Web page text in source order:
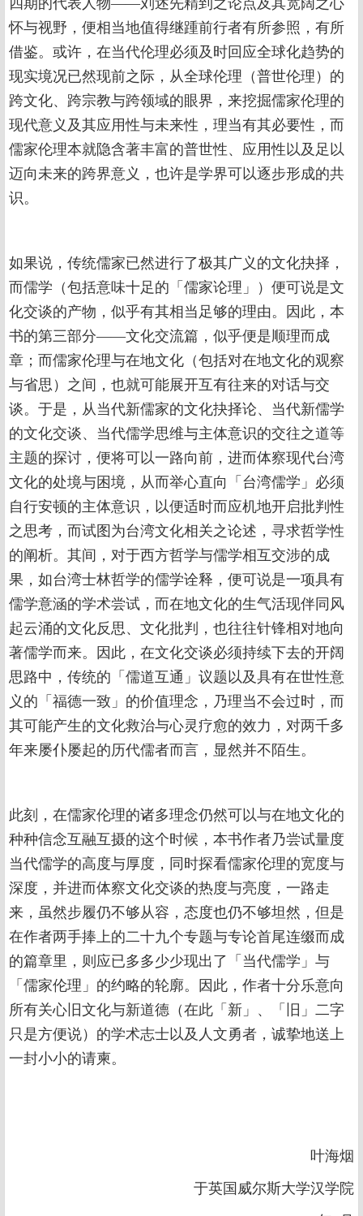
四期的代表人物——刘述先精到之论点及其宽阔之心
怀与视野，便相当地值得继踵前行者有所参照，有所
借鉴。或许，在当代伦理必须及时回应全球化趋势的
现实境况已然现前之际，从全球伦理（普世伦理）的
跨文化、跨宗教与跨领域的眼界，来挖掘儒家伦理的
现代意义及其应用性与未来性，理当有其必要性，而
儒家伦理本就隐含著丰富的普世性、应用性以及足以
迈向未来的跨界意义，也许是学界可以逐步形成的共
识。
如果说，传统儒家已然进行了极其广义的文化抉择，
而儒学（包括意味十足的「儒家论理」）便可说是文
化交谈的产物，似乎有其相当足够的理由。因此，本
书的第三部分——文化交流篇，似乎便是顺理而成
章；而儒家伦理与在地文化（包括对在地文化的观察
与省思）之间，也就可能展开互有往来的对话与交
谈。于是，从当代新儒家的文化抉择论、当代新儒学
的文化交谈、当代儒学思维与主体意识的交往之道等
主题的探讨，便将可以一路向前，进而体察现代台湾
文化的处境与困境，从而举心直向「台湾儒学」必须
自行安顿的主体意识，以便适时而应机地开启批判性
之思考，而试图为台湾文化相关之论述，寻求哲学性
的阐析。其间，对于西方哲学与儒学相互交涉的成
果，如台湾士林哲学的儒学诠释，便可说是一项具有
儒学意涵的学术尝试，而在地文化的生气活现伴同风
起云涌的文化反思、文化批判，也往往针锋相对地向
著儒学而来。因此，在文化交谈必须持续下去的开阔
思路中，传统的「儒道互通」议题以及具有在世性意
义的「福德一致」的价值理念，乃理当不会过时，而
其可能产生的文化救治与心灵疗愈的效力，对两千多
年来屡仆屡起的历代儒者而言，显然并不陌生。
此刻，在儒家伦理的诸多理念仍然可以与在地文化的
种种信念互融互摄的这个时候，本书作者乃尝试量度
当代儒学的高度与厚度，同时探看儒家伦理的宽度与
深度，并进而体察文化交谈的热度与亮度，一路走
来，虽然步履仍不够从容，态度也仍不够坦然，但是
在作者两手捧上的二十九个专题与专论首尾连缀而成
的篇章里，则应已多多少少现出了「当代儒学」与
「儒家伦理」的约略的轮廓。因此，作者十分乐意向
所有关心旧文化与新道德（在此「新」、「旧」二字
只是方便说）的学术志士以及人文勇者，诚挚地送上
一封小小的请柬。
叶海烟
于英国威尔斯大学汉学院